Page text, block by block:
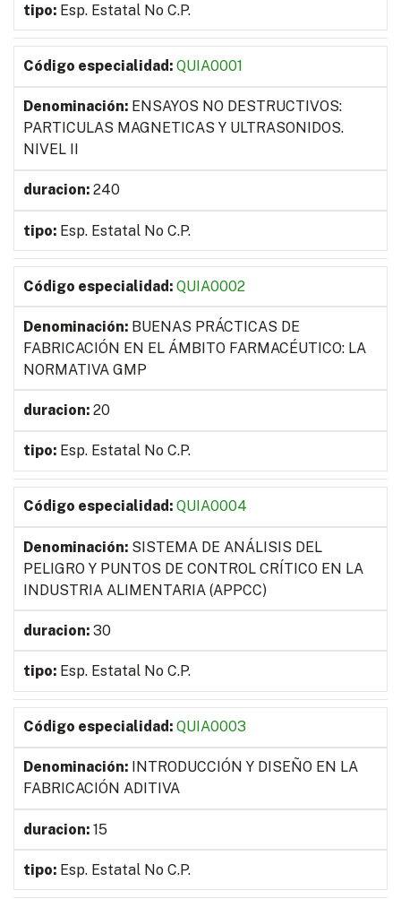
Esp. Estatal No C.P.
QUIA0001
ENSAYOS NO DESTRUCTIVOS:
PARTICULAS MAGNETICAS Y ULTRASONIDOS.
NIVEL II
240
Esp. Estatal No C.P.
QUIA0002
BUENAS PRÁCTICAS DE
FABRICACIÓN EN EL ÁMBITO FARMACÉUTICO: LA
NORMATIVA GMP
20
Esp. Estatal No C.P.
QUIA0004
SISTEMA DE ANÁLISIS DEL
PELIGRO Y PUNTOS DE CONTROL CRÍTICO EN LA
INDUSTRIA ALIMENTARIA (APPCC)
30
Esp. Estatal No C.P.
QUIA0003
INTRODUCCIÓN Y DISEÑO EN LA
FABRICACIÓN ADITIVA
15
Esp. Estatal No C.P.